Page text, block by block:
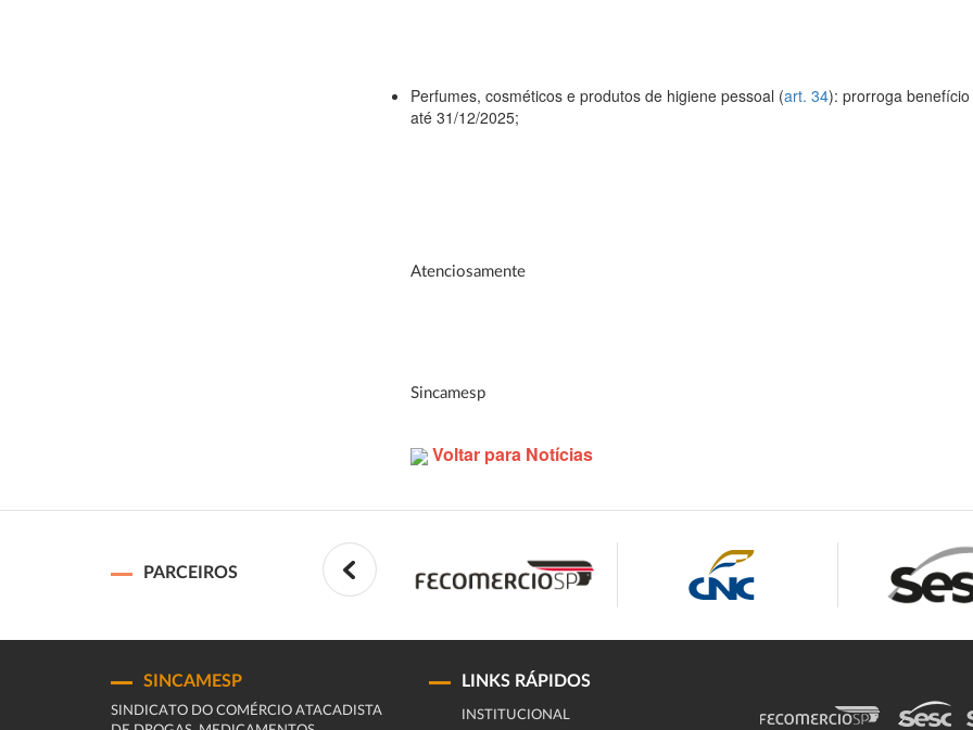
Perfumes, cosméticos e produtos de higiene pessoal (art. 34): prorroga benefício
até 31/12/2025;
Atenciosamente
Sincamesp
Voltar para Notícias
PARCEIROS
SINCAMESP
SINDICATO DO COMÉRCIO ATACADISTA
LINKS RÁPIDOS
INSTITUCIONAL